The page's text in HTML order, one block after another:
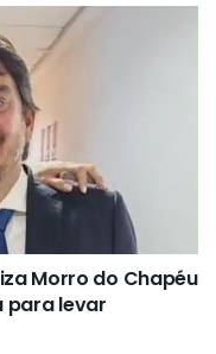
Morro do Chapéu
para levar